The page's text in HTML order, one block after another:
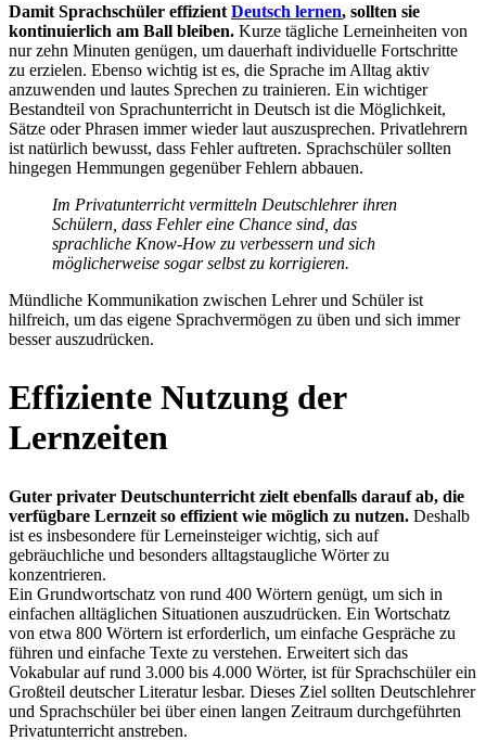
Damit Sprachschüler effizient Deutsch lernen, sollten sie
kontinuierlich am Ball bleiben. Kurze tägliche Lerneinheiten von
nur zehn Minuten genügen, um dauerhaft individuelle Fortschritte
zu erzielen. Ebenso wichtig ist es, die Sprache im Alltag aktiv
anzuwenden und lautes Sprechen zu trainieren. Ein wichtiger
Bestandteil von Sprachunterricht in Deutsch ist die Möglichkeit,
Sätze oder Phrasen immer wieder laut auszusprechen. Privatlehrern
ist natürlich bewusst, dass Fehler auftreten. Sprachschüler sollten
hingegen Hemmungen gegenüber Fehlern abbauen.
Im Privatunterricht vermitteln Deutschlehrer ihren
Schülern, dass Fehler eine Chance sind, das
sprachliche Know-How zu verbessern und sich
möglicherweise sogar selbst zu korrigieren.
Mündliche Kommunikation zwischen Lehrer und Schüler ist
hilfreich, um das eigene Sprachvermögen zu üben und sich immer
besser auszudrücken.
Effiziente Nutzung der
Lernzeiten
Guter privater Deutschunterricht zielt ebenfalls darauf ab, die
verfügbare Lernzeit so effizient wie möglich zu nutzen. Deshalb
ist es insbesondere für Lerneinsteiger wichtig, sich auf
gebräuchliche und besonders alltagstaugliche Wörter zu
konzentrieren.
Ein Grundwortschatz von rund 400 Wörtern genügt, um sich in
einfachen alltäglichen Situationen auszudrücken. Ein Wortschatz
von etwa 800 Wörtern ist erforderlich, um einfache Gespräche zu
führen und einfache Texte zu verstehen. Erweitert sich das
Vokabular auf rund 3.000 bis 4.000 Wörter, ist für Sprachschüler ein
Großteil deutscher Literatur lesbar. Dieses Ziel sollten Deutschlehrer
und Sprachschüler bei über einen langen Zeitraum durchgeführten
Privatunterricht anstreben.